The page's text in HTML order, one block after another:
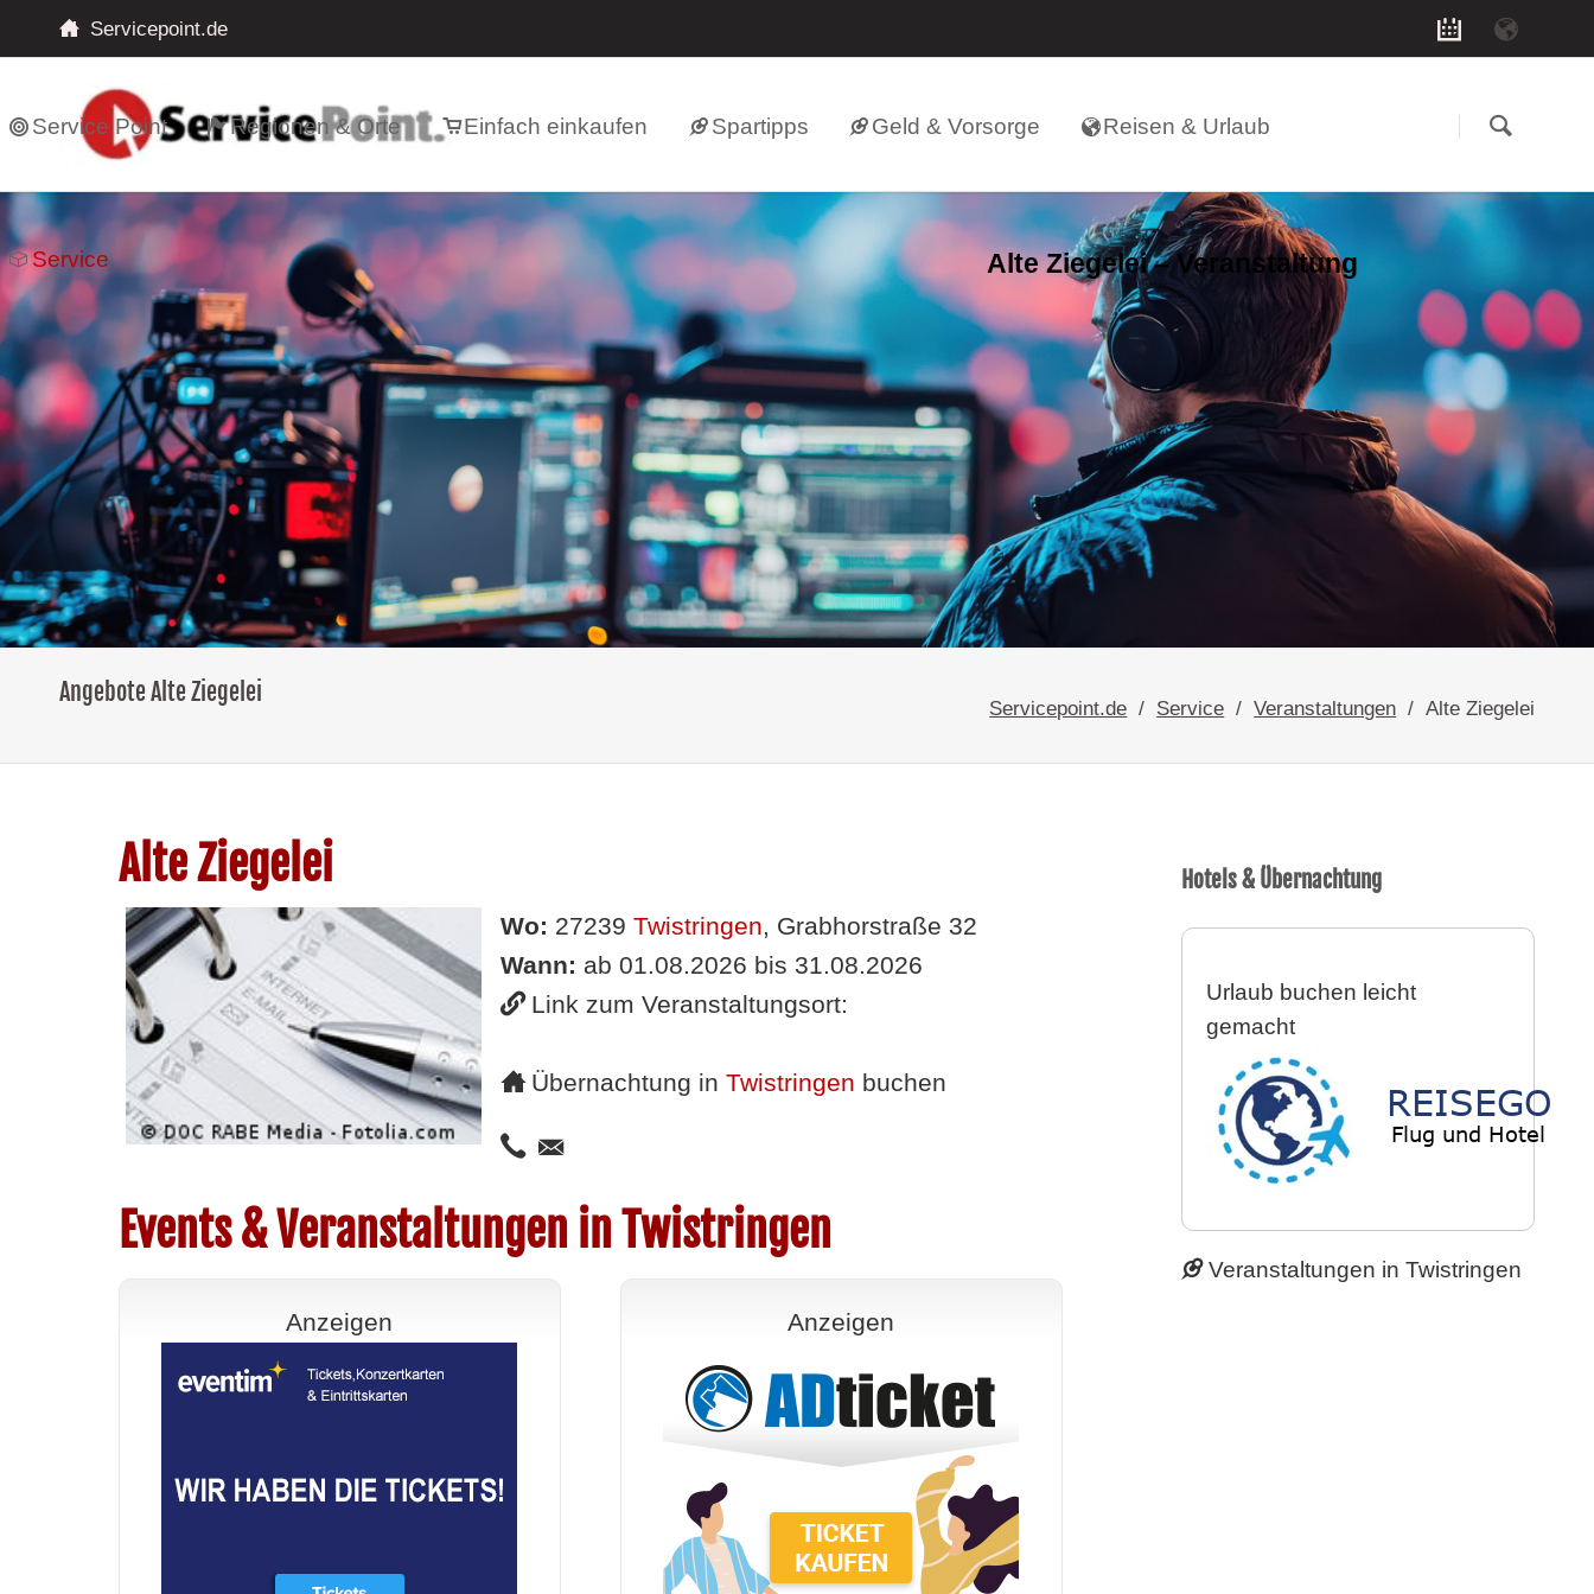
Servicepoint.de
Service Point Regionen & Orte Einfach einkaufen Spartipps Geld & Vorsorge Reisen & Urlaub
Service Alte Ziegelei – Veranstaltung
Angebote Alte Ziegelei
Servicepoint.de Service Veranstaltungen Alte Ziegelei
Alte Ziegelei
Wo: 27239 Twistringen, Grabhorstraße 32
Wann: ab 01.08.2026 bis 31.08.2026
Link zum Veranstaltungsort:
Übernachtung in Twistringen buchen
Events & Veranstaltungen in Twistringen
Anzeigen Anzeigen
Hotels & Übernachtung
Urlaub buchen leicht
gemacht
Veranstaltungen in Twistringen